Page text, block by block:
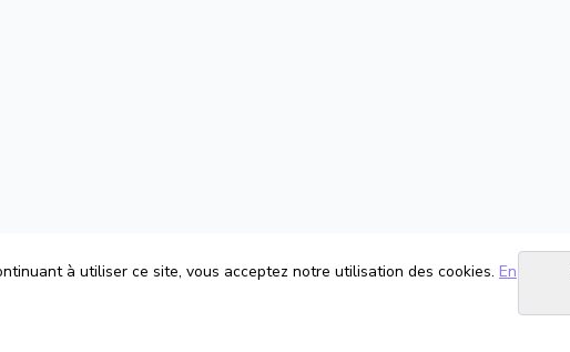
à utiliser ce site, vous acceptez notre utilisation des cookies. En